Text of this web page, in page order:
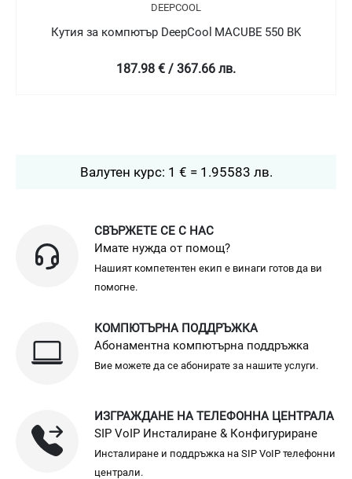
DEEPCOOL
Кутия за компютър DeepCool MACUBE 550 BK
187.98 € / 367.66 лв.
Валутен курс: 1 € = 1.95583 лв.
СВЪРЖЕТЕ СЕ С НАС
Имате нужда от помощ?
Нашият компетентен екип е винаги готов да ви
помогне.
КОМПЮТЪРНА ПОДДРЪЖКА
Абонаментна компютърна поддръжка
Вие можете да се абонирате за нашите услуги.
ИЗГРАЖДАНЕ НА ТЕЛЕФОННА ЦЕНТРАЛА
SIP VoIP Инсталиране & Конфигуриране
Инсталиране и поддръжка на SIP VoIP телефонни
централи.